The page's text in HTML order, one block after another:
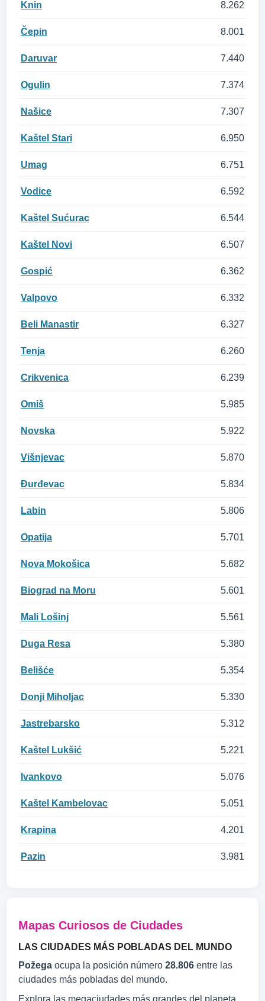
Knin 8.262
Čepin 8.001
Daruvar 7.440
Ogulin 7.374
Našice 7.307
Kaštel Stari 6.950
Umag 6.751
Vodice 6.592
Kaštel Sućurac 6.544
Kaštel Novi 6.507
Gospić 6.362
Valpovo 6.332
Beli Manastir 6.327
Tenja 6.260
Crikvenica 6.239
Omiš 5.985
Novska 5.922
Višnjevac 5.870
Đurđevac 5.834
Labin 5.806
Opatija 5.701
Nova Mokošica 5.682
Biograd na Moru 5.601
Mali Lošinj 5.561
Duga Resa 5.380
Belišće 5.354
Donji Miholjac 5.330
Jastrebarsko 5.312
Kaštel Lukšić 5.221
Ivankovo 5.076
Kaštel Kambelovac 5.051
Krapina 4.201
Pazin 3.981
Mapas Curiosos de Ciudades
LAS CIUDADES MÁS POBLADAS DEL MUNDO
Požega ocupa la posición número 28.806 entre las
ciudades más pobladas del mundo.
Explora las megaciudades más grandes del planeta